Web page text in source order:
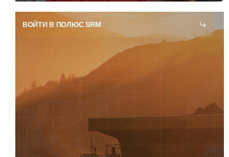
ВОЙТИ В ПОЛЮС SRM